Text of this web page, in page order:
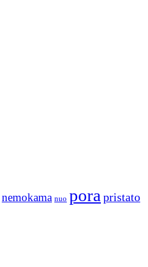
nemokama nuo pora pristato